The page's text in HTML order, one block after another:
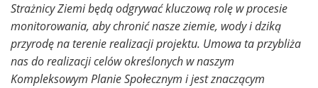
Strażnicy Ziemi będą odgrywać kluczową rolę w procesie
monitorowania, aby chronić nasze ziemie, wody i dziką
przyrodę na terenie realizacji projektu. Umowa ta przybliża
nas do realizacji celów określonych w naszym
Kompleksowym Planie Społecznym i jest znaczącym